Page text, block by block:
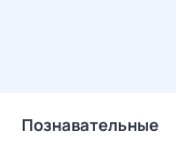
Познавательные